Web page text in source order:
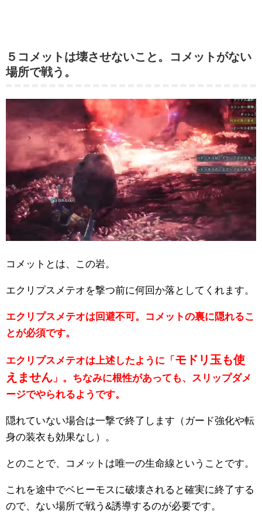
５コメットは壊させないこと。コメットがない
場所で戦う。
コメットとは、この岩。
エクリプスメテオを撃つ前に何回か落としてくれます。
エクリプスメテオは回避不可。
コメットの裏に隠れるこ
とが必須です。
エクリプスメテオは上述したように「 モドリ玉も使
えません 」。ちなみに根性があっても、スリップダメ
ージでやられるようです。
隠れていない場合は一撃で終了します（ガード強化や転
身の装衣も効果なし）。
とのことで、コメットは唯一の生命線ということです。
これを途中でベヒーモスに破壊されると確実に終了する
ので、ない場所で戦う&誘導するのが必要です。